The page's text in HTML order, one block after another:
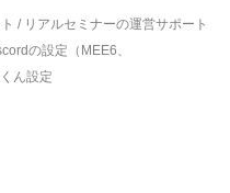
/ リアルセミナーの運営サポート
の設定（MEE6、
ん設定